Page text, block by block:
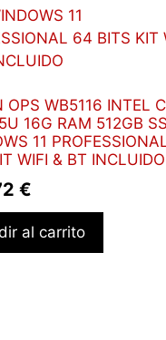
OPS WB5116 INTEL
16G RAM 512GB
11
WIFI & BT INCLUIDO
€
al carrito